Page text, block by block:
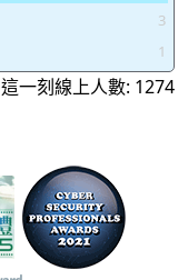
3
1
這一刻線上人數: 1274